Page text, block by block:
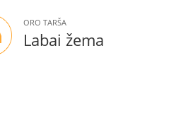
ORO TARŠA
Labai žema